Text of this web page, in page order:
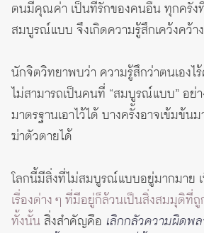
ตนมีคุณค่า เป็นที่รักของคนอื่น ทุกครั้ง
สมบูรณ์แบบ จึงเกิดความรู้สึกเคว้งคว้าง
นักจิตวิทยาพบว่า ความรู้สึกว่าตนเองไร้
ไม่สามารถเป็นคนที่ “สมบูรณ์แบบ” อย่า
มาตรฐานเอาไว้ได้ บางครั้งอาจเข้มข้
ฆ่าตัวตายได้
โลกนี้มีสิ่งที่ไม่สมบูรณ์แบบอยู่มากมาย
เรื่องต่าง ๆ ที่มีอยู่ก็ล้วนเป็นสิ่งสมมุติที่
ทั้งนั้นสิ่งสำคัญคือ เลิกกลัวความผิดพ